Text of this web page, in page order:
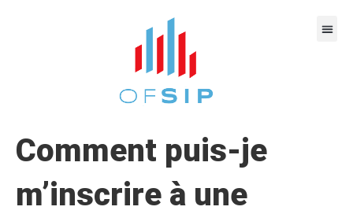
Comment puis-je
m’inscrire à une